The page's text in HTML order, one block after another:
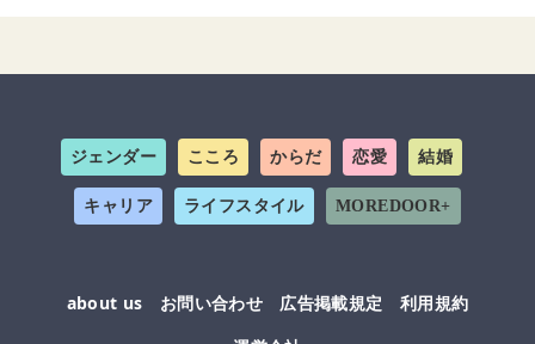
ジェンダー こころ からだ 恋愛 結婚
キャリア ライフスタイル MOREDOOR+
about us お問い合わせ 広告掲載規定
利用規約